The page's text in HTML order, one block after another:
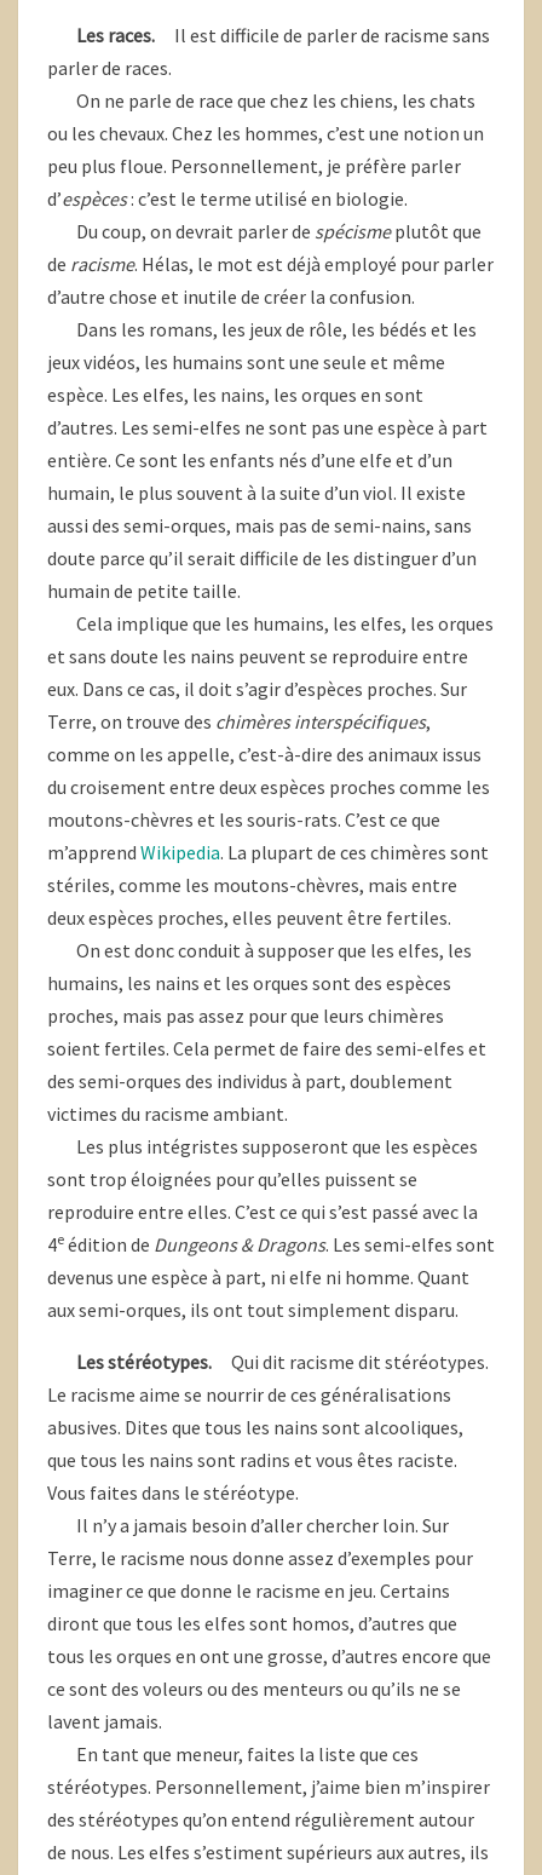
Les races. Il est difficile de parler de racisme sans
parler de races.
On ne parle de race que chez les chiens, les chats
ou les chevaux. Chez les hommes, c’est une notion un
peu plus floue. Personnellement, je préfère parler
d’espèces: c’est le terme utilisé en biologie.
Du coup, on devrait parler de spécismeplutôt que
de racisme. Hélas, le mot est déjà employé pour parler
d’autre chose et inutile de créer la confusion.
Dans les romans, les jeux de rôle, les bédés et les
jeux vidéos, les humains sont une seule et même
espèce. Les elfes, les nains, les orques en sont
d’autres. Les semi-elfes ne sont pas une espèce à part
entière. Ce sont les enfants nés d’une elfe et d’un
humain, le plus souvent à la suite d’un viol. Il existe
aussi des semi-orques, mais pas de semi-nains, sans
doute parce qu’il serait difficile de les distinguer d’un
humain de petite taille.
Cela implique que les humains, les elfes, les orques
et sans doute les nains peuvent se reproduire entre
eux. Dans ce cas, il doit s’agir d’espèces proches. Sur
Terre, on trouve des chimères interspécifiques,
comme on les appelle, c’est-à-dire des animaux issus
du croisement entre deux espèces proches comme les
moutons-chèvres et les souris-rats. C’est ce que
m’apprend Wikipedia. La plupart de ces chimères sont
stériles, comme les moutons-chèvres, mais entre
deux espèces proches, elles peuvent être fertiles.
On est donc conduit à supposer que les elfes, les
humains, les nains et les orques sont des espèces
proches, mais pas assez pour que leurs chimères
soient fertiles. Cela permet de faire des semi-elfes et
des semi-orques des individus à part, doublement
victimes du racisme ambiant.
Les plus intégristes supposeront que les espèces
sont trop éloignées pour qu’elles puissent se
reproduire entre elles. C’est ce qui s’est passé avec la
4e édition de Dungeons & Dragons. Les semi-elfes sont
devenus une espèce à part, ni elfe ni homme. Quant
aux semi-orques, ils ont tout simplement disparu.
Les stéréotypes. Qui dit racisme dit stéréotypes.
Le racisme aime se nourrir de ces généralisations
abusives. Dites que tous les nains sont alcooliques,
que tous les nains sont radins et vous êtes raciste.
Vous faites dans le stéréotype.
Il n’y a jamais besoin d’aller chercher loin. Sur
Terre, le racisme nous donne assez d’exemples pour
imaginer ce que donne le racisme en jeu. Certains
diront que tous les elfes sont homos, d’autres que
tous les orques en ont une grosse, d’autres encore que
ce sont des voleurs ou des menteurs ou qu’ils ne se
lavent jamais.
En tant que meneur, faites la liste que ces
stéréotypes. Personnellement, j’aime bien m’inspirer
des stéréotypes qu’on entend régulièrement autour
de nous. Les elfes s’estiment supérieurs aux autres, ils